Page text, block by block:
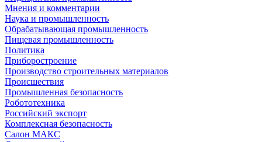
Мнения и комментарии
Наука и промышленность
Обрабатывающая промышленность
Пищевая промышленность
Политика
Приборостроение
Производство строительных материалов
Происшествия
Промышленная безопасность
Робототехника
Российский экспорт
Комплексная безопасность
Салон МАКС